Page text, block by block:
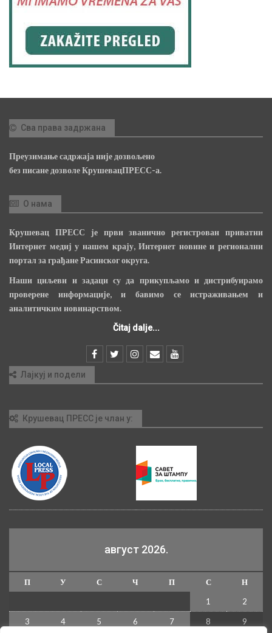
Сва права задржана
Преузимање садржаја није дозвољено
без писане дозволе КрушевацПРЕСС-а.
О нама
Крушевац ПРЕСС је први званично регистрован приватни
Интернет медиј у нашем крају, Интернет новине и регионални
портал за грађане Расинског округа.
Наши циљеви и задаци су да прикупљамо и дистрибуирамо
проверене информације, и бавимо се истраживањем и
аналитичким новинарством.
Čitaj dalje...
Лајкуј и подели
Крушевац ПРЕСС је члан у:
август 2026.
П У С Ч П С
Н
1
2
3 4 5 6 7 8 9